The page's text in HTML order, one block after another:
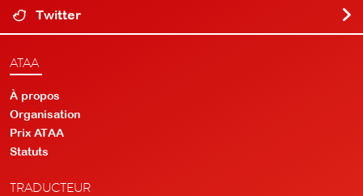
Twitter
ATAA
À propos
Organisation
Prix ATAA
Statuts
TRADUCTEUR